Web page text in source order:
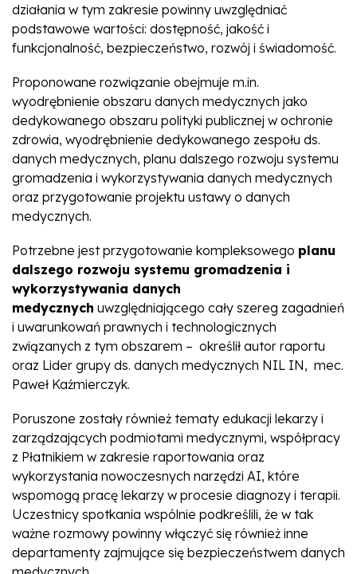
działania w tym zakresie powinny uwzględniać
podstawowe wartości: dostępność, jakość i
funkcjonalność, bezpieczeństwo, rozwój i świadomość.
Proponowane rozwiązanie obejmuje m.in.
wyodrębnienie obszaru danych medycznych jako
dedykowanego obszaru polityki publicznej w ochronie
zdrowia, wyodrębnienie dedykowanego zespołu ds.
danych medycznych, planu dalszego rozwoju systemu
gromadzenia i wykorzystywania danych medycznych
oraz przygotowanie projektu ustawy o danych
medycznych.
Potrzebne jest przygotowanie kompleksowego planu
dalszego rozwoju systemu gromadzenia i
wykorzystywania danych
medycznych uwzględniającego cały szereg zagadnień
i uwarunkowań prawnych i technologicznych
związanych z tym obszarem – określił autor raportu
oraz Lider grupy ds. danych medycznych NIL IN, mec.
Paweł Kaźmierczyk.
Poruszone zostały również tematy edukacji lekarzy i
zarządzających podmiotami medycznymi, współpracy
z Płatnikiem w zakresie raportowania oraz
wykorzystania nowoczesnych narzędzi AI, które
wspomogą pracę lekarzy w procesie diagnozy i terapii.
Uczestnicy spotkania wspólnie podkreślili, że w tak
ważne rozmowy powinny włączyć się również inne
departamenty zajmujące się bezpieczeństwem danych